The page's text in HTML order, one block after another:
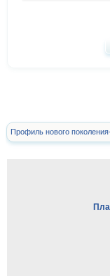
Профиль нового